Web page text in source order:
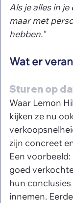
Als je alles in
maar met
hebben."
Wat er
Sturen op
Waar Lemon
kijken ze nu
zijn concreet
Een
goed
hun
innemen.